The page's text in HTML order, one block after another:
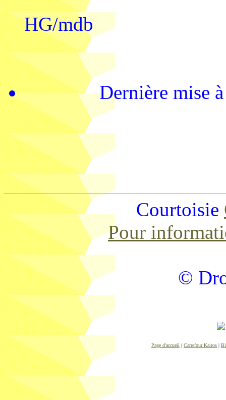
HG/mdb
Dernière mise
Courtoisie
Pour
©
Page d'accueil | Carrefour Kairos |